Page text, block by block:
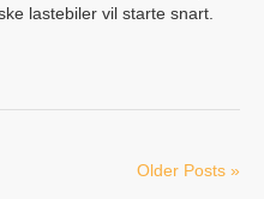
lastebiler vil starte snart.
Older Posts »